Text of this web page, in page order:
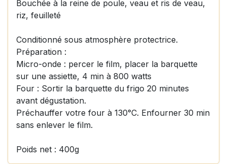
Bouchée à la reine de poule, veau et ris de veau,
riz, feuilleté
Conditionné sous atmosphère protectrice.
Préparation :
Micro-onde : percer le film, placer la barquette
sur une assiette, 4 min à 800 watts
Four : Sortir la barquette du frigo 20 minutes
avant dégustation.
Préchauffer votre four à 130°C. Enfourner 30 min
sans enlever le film.
Poids net : 400g